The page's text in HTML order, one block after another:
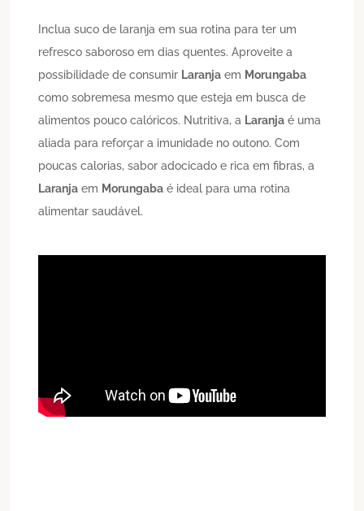
Inclua suco de laranja em sua rotina para ter um
refresco saboroso em dias quentes. Aproveite a
possibilidade de consumir Laranja em Morungaba
como sobremesa mesmo que esteja em busca de
alimentos pouco calóricos. Nutritiva, a Laranja é uma
aliada para reforçar a imunidade no outono. Com
poucas calorias, sabor adocicado e rica em fibras, a
Laranja em Morungaba é ideal para uma rotina
alimentar saudável.